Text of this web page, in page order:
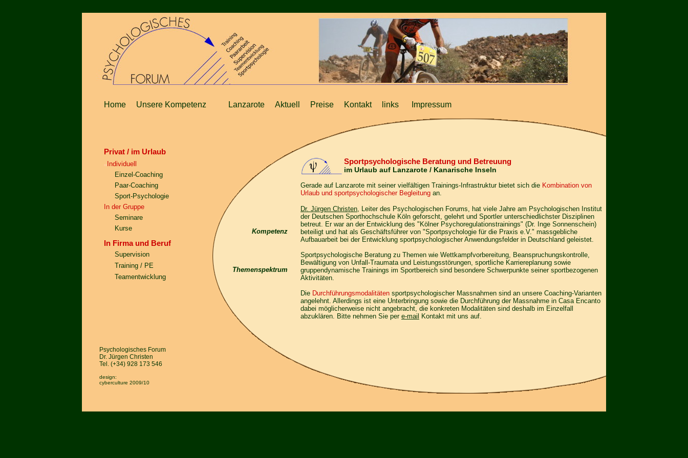
Home Unsere Kompetenz Lanzarote Aktuell Preise Kontakt links Impressum
Privat / im Urlaub
Individuell
Einzel-Coaching
Paar-Coaching
Sport-Psychologie
In der Gruppe
Seminare
Kurse
In Firma und Beruf
Supervision
Training / PE
Teamentwicklung
Psychologisches Forum
Dr. Jürgen Christen
Tel. (+34) 928 173 546
design:
cyberculture 2009/10
Kompetenz
Themenspektrum
Sportpsychologische Beratung und Betreuung
im Urlaub auf Lanzarote / Kanarische Inseln
Gerade auf Lanzarote mit seiner vielfältigen Trainings-Infrastruktur bietet sich die Kombination von
Urlaub und sportpsychologischer Begleitung an.
Dr. Jürgen Christen, Leiter des Psychologischen Forums, hat viele Jahre am Psychologischen Institut
der Deutschen Sporthochschule Köln geforscht, gelehrt und Sportler unterschiedlichster Disziplinen
betreut. Er war an der Entwicklung des "Kölner Psychoregulationstrainings" (Dr. Inge Sonnenschein)
beteiligt und hat als Geschäftsführer von "Sportpsychologie für die Praxis e.V." massgebliche
Aufbauarbeit bei der Entwicklung sportpsychologischer Anwendungsfelder in Deutschland geleistet.
Sportpsychologische Beratung zu Themen wie Wettkampfvorbereitung, Beanspruchungskontrolle,
Bewältigung von Unfall-Traumata und Leistungsstörungen, sportliche Karriereplanung sowie
gruppendynamische Trainings im Sportbereich sind besondere Schwerpunkte seiner sportbezogenen
Aktivitäten.
Die Durchführungsmodalitäten sportpsychologischer Massnahmen sind an unsere Coaching-Varianten
angelehnt. Allerdings ist eine Unterbringung sowie die Durchführung der Massnahme in Casa Encanto
dabei möglicherweise nicht angebracht, die konkreten Modalitäten sind deshalb im Einzelfall
abzuklären. Bitte nehmen Sie per e-mail Kontakt mit uns auf.